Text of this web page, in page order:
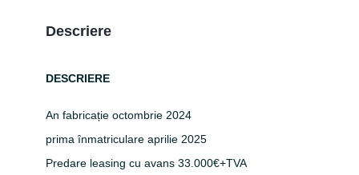
Descriere
DESCRIERE
An fabricație octombrie 2024
prima înmatriculare aprilie 2025
Predare leasing cu avans 33.000€+TVA